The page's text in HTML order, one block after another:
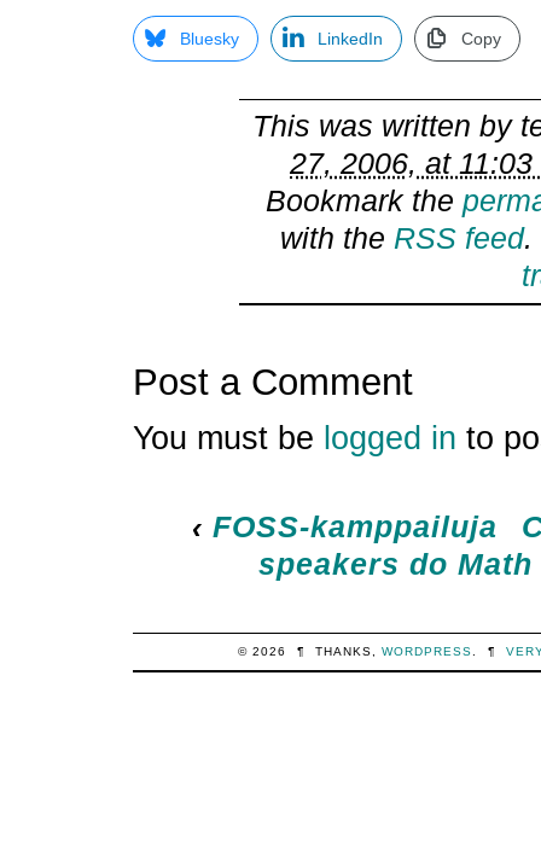
Bluesky LinkedIn Copy
This was written by
27, 2006, at 11:03
Bookmark the
with the RSS feed.
Post a Comment
You must be logged in to
‹ FOSS-kamppailuja
speakers do
© 2026 ¶ THANKS, WORDPRESS. ¶